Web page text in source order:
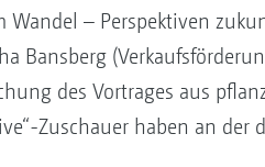
– Perspektiven
Bansberg
des Vortrages aus
Zuschauer haben an der